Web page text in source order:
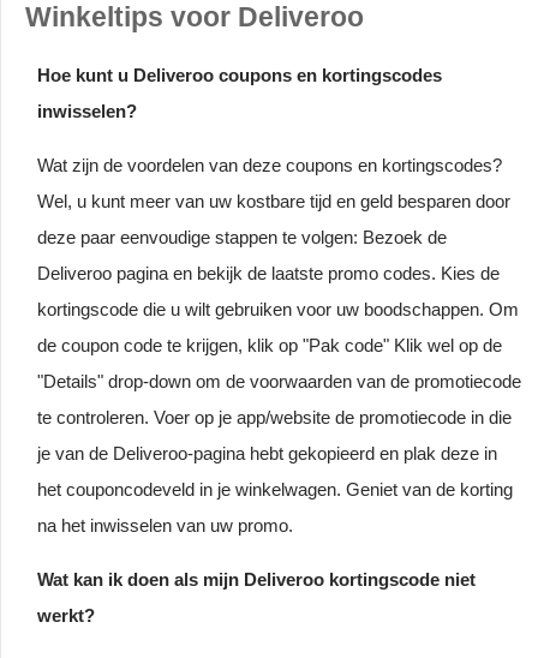
Winkeltips voor Deliveroo
Hoe kunt u Deliveroo coupons en kortingscodes
inwisselen?
Wat zijn de voordelen van deze coupons en kortingscodes?
Wel, u kunt meer van uw kostbare tijd en geld besparen door
deze paar eenvoudige stappen te volgen: Bezoek de
Deliveroo pagina en bekijk de laatste promo codes. Kies de
kortingscode die u wilt gebruiken voor uw boodschappen. Om
de coupon code te krijgen, klik op "Pak code" Klik wel op de
"Details" drop-down om de voorwaarden van de promotiecode
te controleren. Voer op je app/website de promotiecode in die
je van de Deliveroo-pagina hebt gekopieerd en plak deze in
het couponcodeveld in je winkelwagen. Geniet van de korting
na het inwisselen van uw promo.
Wat kan ik doen als mijn Deliveroo kortingscode niet
werkt?